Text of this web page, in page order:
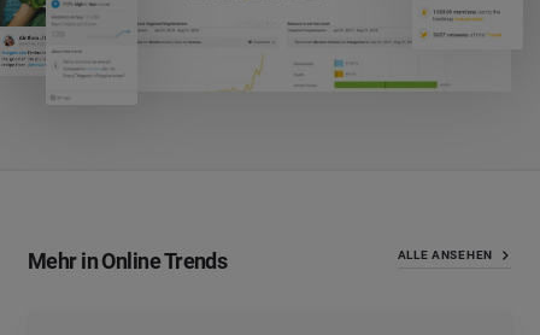
Mehr in Online Trends ALLE ANSEHEN